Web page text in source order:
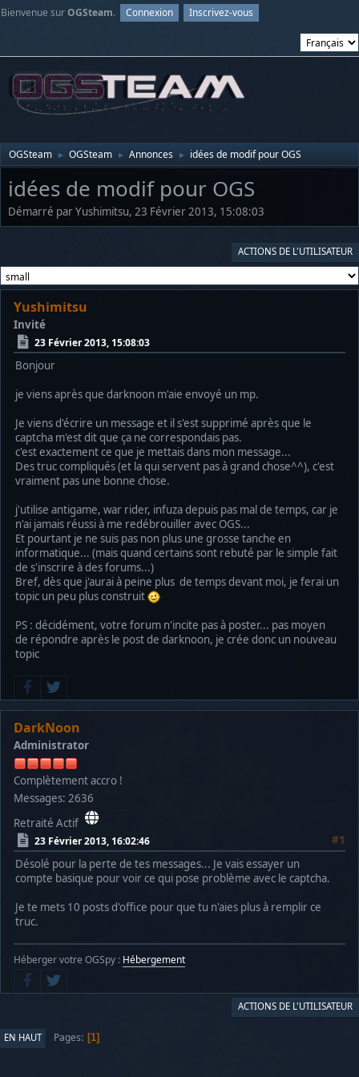
Bienvenue surOGSteam. Connexion Inscrivez-vous
OGSteam ► OGSteam ► Annonces ► idées de modif pour OGS
idées de modif pour OGS
Démarré par Yushimitsu, 23 Février 2013, 15:08:03
ACTIONS DE L'UTILISATEUR
Yushimitsu
Invité
23 Février 2013, 15:08:03
Bonjour
je viens après que darknoon m'aie envoyé un mp.
Je viens d'écrire un message et il s'est supprimé après que le
captcha m'est dit que ça ne correspondais pas.
c'est exactement ce que je mettais dans mon message...
Des truc compliqués (et la qui servent pas à grand chose^^), c'est
vraiment pas une bonne chose.
j'utilise antigame, war rider, infuza depuis pas mal de temps, car je
n'ai jamais réussi à me redébrouiller avec OGS...
Et pourtant je ne suis pas non plus une grosse tanche en
informatique... (mais quand certains sont rebuté par le simple fait
de s'inscrire à des forums...)
Bref, dès que j'aurai à peine plus de temps devant moi, je ferai un
topic un peu plus construit
PS : décidément, votre forum n'incite pas à poster... pas moyen
de répondre après le post de darknoon, je crée donc un nouveau
topic
DarkNoon
Administrator
Complètement accro !
Messages: 2636
Retraité Actif
23 Février 2013, 16:02:46
#1
Désolé pour la perte de tes messages... Je vais essayer un
compte basique pour voir ce qui pose problème avec le captcha.
Je te mets 10 posts d'office pour que tu n'aies plus à remplir ce
truc.
Héberger votre OGSpy : Hébergement
ACTIONS DE L'UTILISATEUR
EN HAUT Pages 1